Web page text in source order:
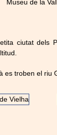
Museu de la
ciutat dels
es troben el riu